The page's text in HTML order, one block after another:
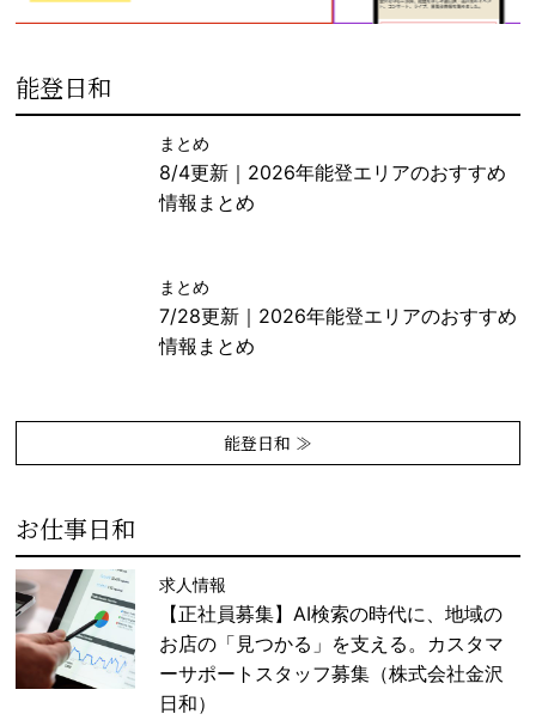
能登日和
まとめ
8/4更新｜2026年能登エリアのおすすめ
情報まとめ
まとめ
7/28更新｜2026年能登エリアのおすすめ
情報まとめ
能登日和 ≫
お仕事日和
求人情報
【正社員募集】AI検索の時代に、地域の
お店の「見つかる」を支える。カスタマ
ーサポートスタッフ募集（株式会社金沢
日和）